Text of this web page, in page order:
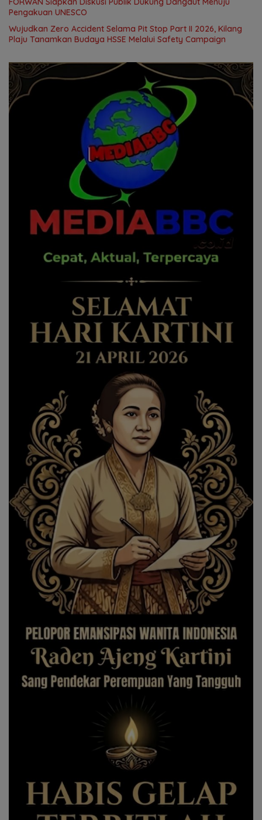
Pengakuan UNESCO
Wujudkan Zero Accident Selama Pit Stop Part II 2026, Kilang
Plaju Tanamkan Budaya HSSE Melalui Safety Campaign